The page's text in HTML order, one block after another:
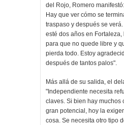
del Rojo, Romero
Hay que ver cómo se
traspaso y después se
esté dos años en
para que no quede libre y
pierda todo. Estoy
después de tantos palos".
Más allá de su salida, el
"Independiente necesita
claves. Si bien hay muchos
gran potencial, hoy la
cosa. Se necesita otro tipo